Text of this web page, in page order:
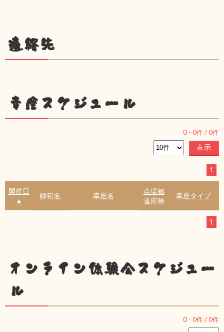
連絡先
幸座スケジュール
0 - 0件 /0件
1
開催日
▲
師範名 幸座名
会場都
道府県
幸座タイプ
1
オンライン体験会スケジュー
ル
0 - 0件 /0件